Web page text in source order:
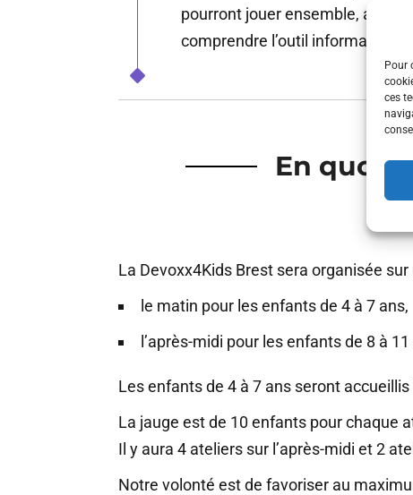
Pour
ces
pourront jouer ensemble,
comprendre l’outil informatique
En quoi
La Devoxx4Kids Brest sera organisée
le matin pour les enfants de 4 à 7 ans,
l’après-midi pour les enfants de 8 à
Les enfants de 4 à 7 ans seront
La jauge est de 10 enfants pour chaque
Il y aura 4 ateliers sur l’après-midi et 2
Notre volonté est de favoriser au